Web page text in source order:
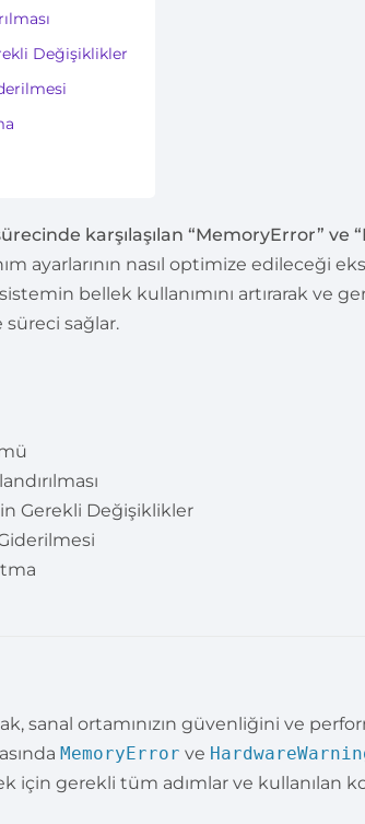
Değişiklikler
karşılaşılan “MemoryError” ve
ayarlarının nasıl optimize edileceği
bellek kullanımını artırarak ve
sağlar.
Gerekli Değişiklikler
sanal ortamınızın güvenliğini ve
MemoryError ve
için gerekli tüm adımlar ve kullanılan